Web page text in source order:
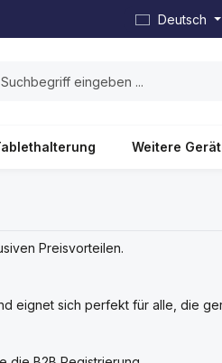
Deutsch
Weitere
Preisvorteilen.
eignet sich perfekt für alle, die